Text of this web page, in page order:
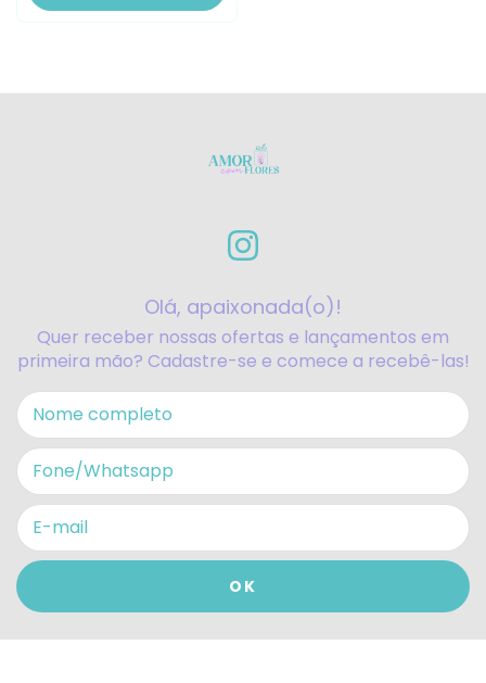
Olá, apaixonada(o)!
Quer receber nossas ofertas e lançamentos em
primeira mão? Cadastre-se e comece a recebê-las!